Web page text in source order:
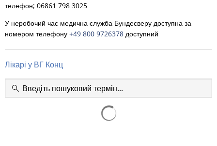
телефон; 06861 798 3025
У неробочий час медична служба Бундесверу доступна за
номером телефону +49 800 9726378 доступний
Лікарі у ВГ Конц